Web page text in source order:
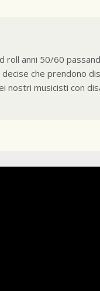
roll anni 50/60
che prendono
nostri musicisti con